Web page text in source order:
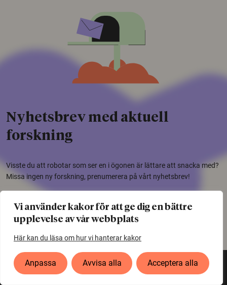
Vi använder kakor för att ge dig en bättre
upplevelse av vår webbplats
Här kan du läsa om hur vi hanterar kakor
Anpassa Avvisa alla Acceptera alla
Nyhetsbrev med aktuell
forskning
Visste du att robotar som ser en i ögonen är lättare att snacka med?
Missa ingen ny forskning, prenumerera på vårt nyhetsbrev!
Jag vill prenumerera